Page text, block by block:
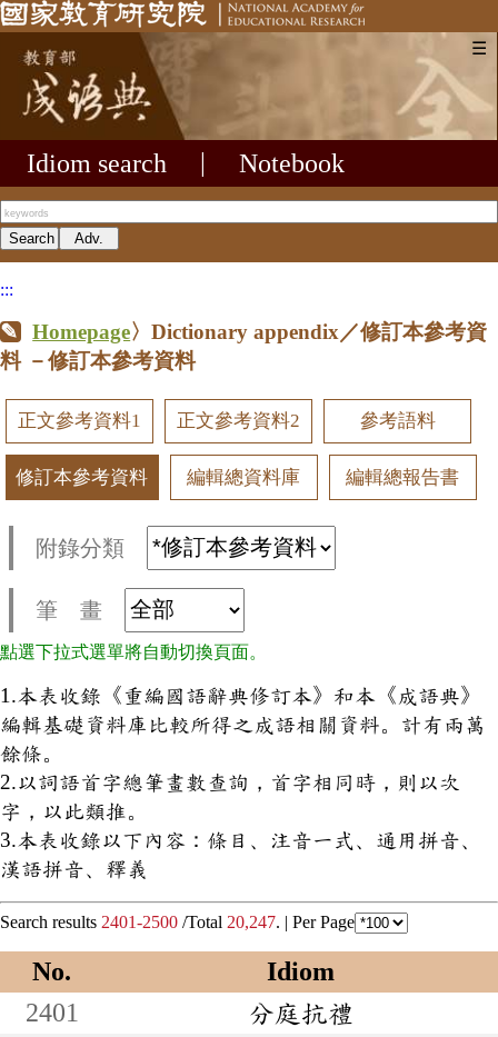
☰
Idiom search Notebook
:::
Homepage〉Dictionary appendix／修訂本參考資
料 －修訂本參考資料
正文參考資料1 正文參考資料2 參考語料
修訂本參考資料 編輯總資料庫 編輯總報告書
附錄分類
筆 畫
點選下拉式選單將自動切換頁面。
1.本表收錄《重編國語辭典修訂本》和本《成語典》
編輯基礎資料庫比較所得之成語相關資料。計有兩萬
餘條。
2.以詞語首字總筆畫數查詢，首字相同時，則以次
字，以此類推。
3.本表收錄以下內容：條目、注音一式、通用拼音、
漢語拼音、釋義
Search results 2401-2500 /Total 20,247. | Per Page
No.
Idiom
2401
分庭抗禮